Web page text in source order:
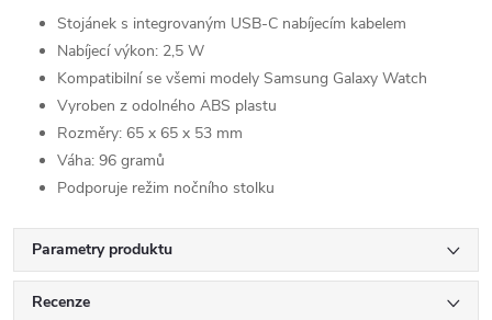
Stojánek s integrovaným USB-C nabíjecím kabelem
Nabíjecí výkon: 2,5 W
Kompatibilní se všemi modely Samsung Galaxy Watch
Vyroben z odolného ABS plastu
Rozměry: 65 x 65 x 53 mm
Váha: 96 gramů
Podporuje režim nočního stolku
Parametry produktu
Recenze